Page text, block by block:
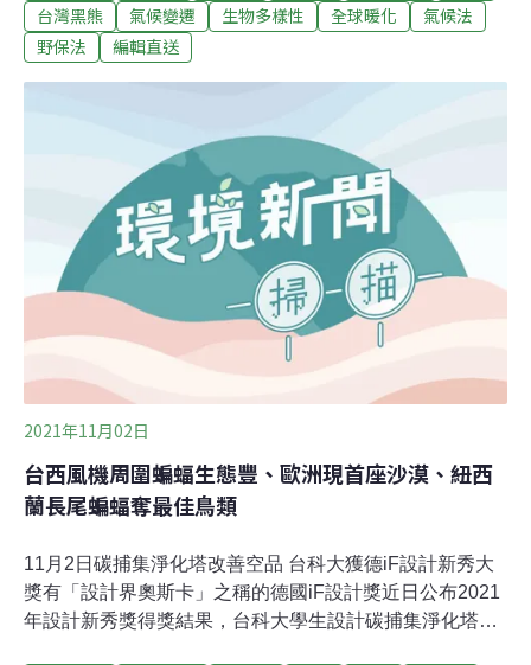
700公噸垃圾焚燒。（聯合報報導）逾20團體推《氣候變
遷因應法》 籲納低碳蔬食台灣動物社會研究會等逾20個公
民團體今天聯袂說，立法院衛環委員會11、12日審查《氣
府間氣候變遷專門委員會（IPCC）於2020年提出的「氣
候變遷與土地特別報告」也指出，多蔬果、少肉食的飲
食，可讓動物飼養量降低，直接減少溫室氣體排放，到
2050年的溫室氣體減緩潛力估計為7億到80億公噸二氧化
碳當量。IPCC於2022年新出爐第六次評估報告的第三冊
「氣候變遷的
台灣黑熊
氣候變遷 生物多樣性 全球暖化
氣候法
野保法
編輯直送
2021年11月02日
台西風機周圍蝙蝠生態豐、歐洲現首座沙漠、紐西
蘭長尾蝙蝠奪最佳鳥類
11月2日碳捕集淨化塔改善空品 台科大獲德iF設計新秀大
獎有「設計界奧斯卡」之稱的德國iF設計獎近日公布2021
年設計新秀獎得獎結果，台科大學生設計碳捕集淨化塔，